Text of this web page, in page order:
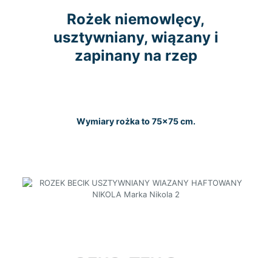
Rożek niemowlęcy,
usztywniany, wiązany i
zapinany na rzep
Wymiary rożka to 75×75 cm.